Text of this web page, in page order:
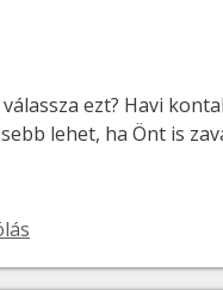
ezt? Havi
lehet, ha Önt is